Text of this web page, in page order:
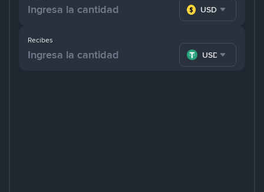
USD
Recibes
USDT